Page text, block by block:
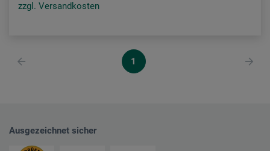
zzgl. Versandkosten
1
Ausgezeichnet sicher